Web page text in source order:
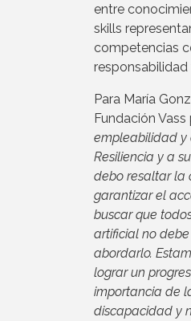
entre
skills
competencias
Para María
Fundación
empleabilidad y
Resiliencia y a
debo resaltar la
garantizar el
buscar que
artificial no
abordarlo.
lograr un
importancia de
discapacidad y